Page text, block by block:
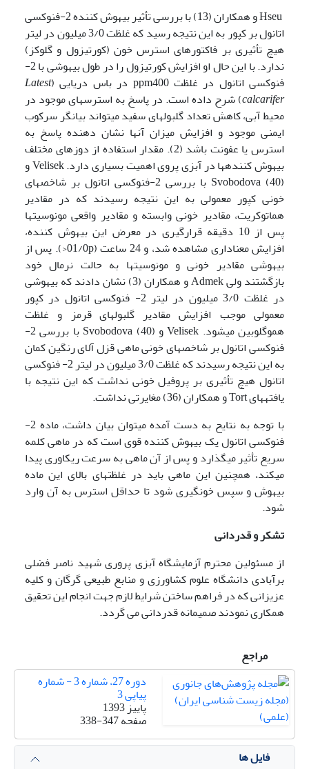
Hseu و همکاران (13) با بررسی تأثیر بیهوش کننده 2-فنوکسی
اتانول بر کپور به این نتیجه رسید که غلظت 3/0 میلیون در لیتر
هیچ تأثیری بر فاکتور­های استرس خون (کورتیزول و گلوکز)
ندارد. با این حال او افزایش کورتیزول را در طول بیهوشی با 2-
فنوکسی اتانول در غلظت ppm400 در باس دریایی (
Latest
calcarifer) شرح داده است. در پاسخ به استرس­های موجود در
محیط آبی، کاهش تعداد گلبول­های سفید می­تواند بیانگر سرکوب
ایمنی موجود و افزایش میزان آن­ها نشان دهنده پاسخ به
استرس یا عفونت باشد (2). مقدار استفاده از دوز­های مختلف
بیهوش کننده­ها در آبزی پروی اهمیت بسیاری دارد. Velisek و
Svobodova (40) با بررسی 2-فنوکسی اتانول بر شاخص­های
خونی کپور معمولی به این نتیجه رسیدند که در مقادیر
هماتوکریت، مقادیر خونی وابسته و مقادیر واقعی مونوسیت­­ها
پس از 10 دقیقه قرارگیری در معرض این بیهوش کننده،
افزایش معناداری مشاهده شد، و 24 ساعت (01/0p<). پس از
بیهوشی مقادیر خونی و مونوسیت­ها به حالت نرمال خود
بازگشتند ولی Admek و همکاران (3) نشان دادند که بیهوشی
در غلظت 3/0 میلیون در لیتر 2- فنوکسی اتانول در کپور
معمولی موجب افزایش مقادیر گلبول­های قرمز و غلظت
هموگلوبین می­شود. Velisek و Svobodova (40) با بررسی 2-
فنوکسی اتانول بر شاخص­های خونی ماهی قزل آلای رنگین کمان
به این نتیجه رسیدند که غلظت 3/0 میلیون در لیتر 2- فنوکسی
اتانول هیچ تأثیری بر پروفیل خونی نداشت که این نتیجه با
یافته­های Tort و همکاران (36) مغایرتی نداشت.
با توجه به نتایح به دست آمده می­توان بیان داشت، ماده 2-
فنوکسی اتانول یک بیهوش کننده قوی است که در ماهی کلمه
سریع تأثیر می­گذارد و پس از آن ماهی به سرعت ریکاوری پیدا
می­کند، هم­چنین این ماهی باید در غلظت­های بالای این ماده
بیهوش و سپس خون­گیری شود تا حداقل استرس به آن وارد
شود.
تشکر و قدر­دانی
از مسئولین محترم آزمایشگاه آبزی پروری شهید ناصر فضلی
برآبادی دانشگاه علوم کشاورزی و منابع طبیعی گرگان و کلیه
عزیزانی که در فراهم ساختن شرایط لازم جهت انجام این تحقیق
همکاری نمودند صمیمانه قدردانی می گردد.
مراجع
دوره 27، شماره 3 - شماره
پیاپی 3
پاییز 1393
صفحه338-347
فایل ها